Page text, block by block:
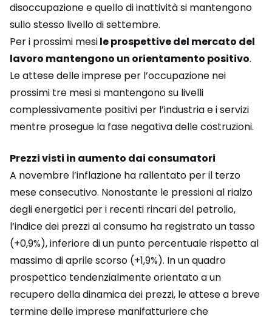
disoccupazione e quello di inattività si mantengono
sullo stesso livello di settembre.
Per i prossimi mesile prospettive del mercato del
lavoro mantengono un orientamento positivo.
Le attese delle imprese per l’occupazione nei
prossimi tre mesi si mantengono su livelli
complessivamente positivi per l’industria e i servizi
mentre prosegue la fase negativa delle costruzioni.
Prezzi visti in aumento dai consumatori
A novembre l’inflazione ha rallentato per il terzo
mese consecutivo. Nonostante le pressioni al rialzo
degli energetici per i recenti rincari del petrolio,
l’indice dei prezzi al consumo ha registrato un tasso
(+0,9%), inferiore di un punto percentuale rispetto al
massimo di aprile scorso (+1,9%). In un quadro
prospettico tendenzialmente orientato a un
recupero della dinamica dei prezzi, le attese a breve
termine delle imprese manifatturiere che